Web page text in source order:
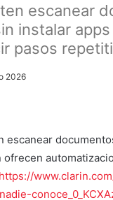
escanear
instalar
pasos
2026
escanear
ofrecen
https://